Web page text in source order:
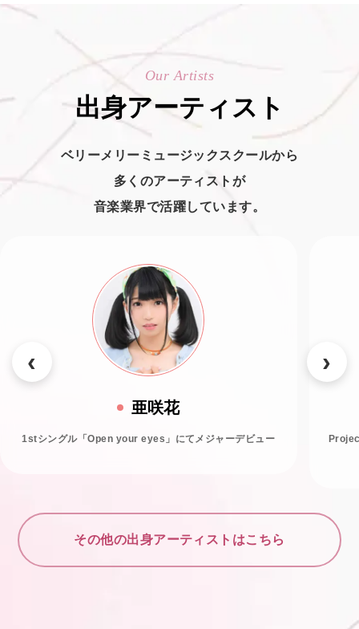
Our Artists
出身アーティスト
ベリーメリーミュージックスクールから
多くのアーティストが
音楽業界で活躍しています。
亜咲花
1stシングル「Open your eyes」にてメジャーデビュー
その他の出身アーティストはこちら